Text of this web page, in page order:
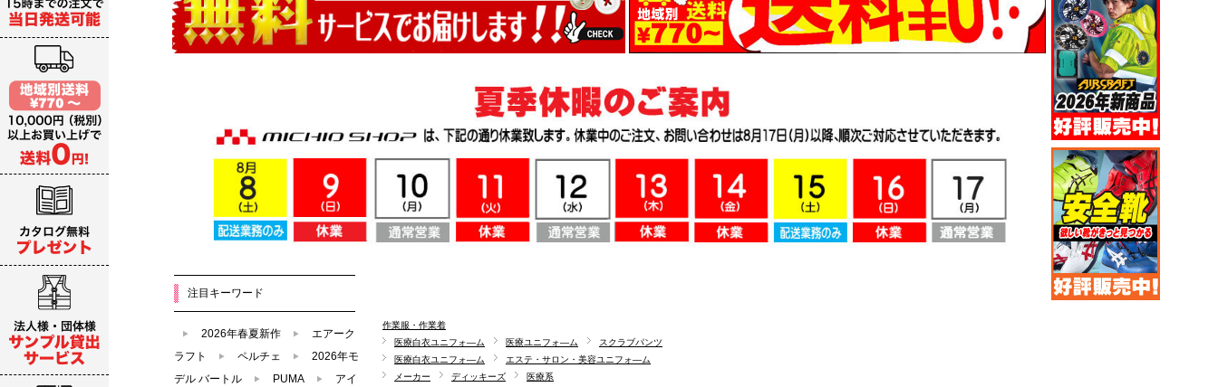
作業服・作業着
医療白衣ユニフォ―ム
医療ユニフォ―ム
スクラブパンツ
医療白衣ユニフォ―ム
エステ・サロン・美容ユニフォ―ム
メーカー
ディッキーズ 医療系
注目キーワード
2026年春夏新作
エアーク
ラフト
ペルチェ
2026年モ
デル バートル
PUMA
アイ